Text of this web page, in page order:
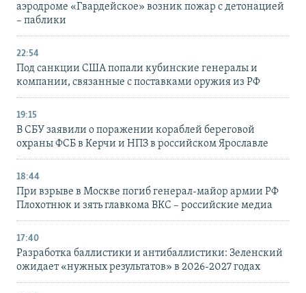
аэродроме «Гвардейское» возник пожар с детонацией
– паблики
22:54
Под санкции США попали кубинские генералы и
компании, связанные с поставками оружия из РФ
19:15
В СБУ заявили о поражении кораблей береговой
охраны ФСБ в Керчи и НПЗ в российском Ярославле
18:44
При взрыве в Москве погиб генерал-майор армии РФ
Плохотнюк и зять главкома ВКС – российские медиа
17:40
Разработка баллистики и антибаллистики: Зеленский
ожидает «нужных результатов» в 2026-2027 годах